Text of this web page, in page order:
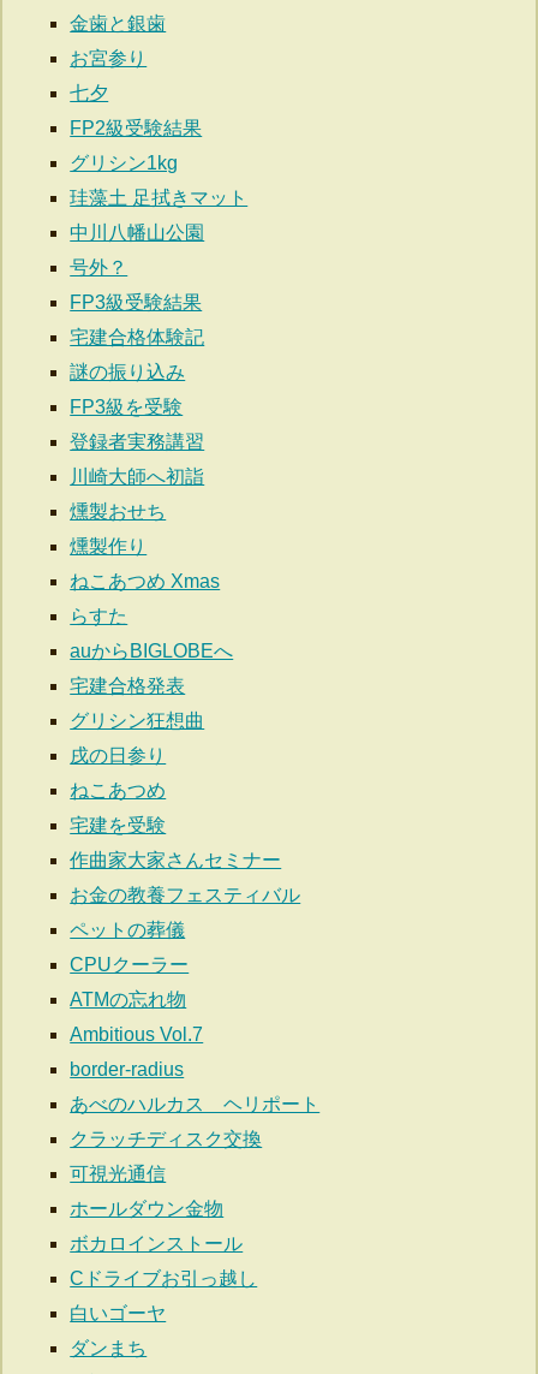
金歯と銀歯
お宮参り
七夕
FP2級受験結果
グリシン1kg
珪藻土 足拭きマット
中川八幡山公園
号外？
FP3級受験結果
宅建合格体験記
謎の振り込み
FP3級を受験
登録者実務講習
川崎大師へ初詣
燻製おせち
燻製作り
ねこあつめ Xmas
らすた
auからBIGLOBEへ
宅建合格発表
グリシン狂想曲
戌の日参り
ねこあつめ
宅建を受験
作曲家大家さんセミナー
お金の教養フェスティバル
ペットの葬儀
CPUクーラー
ATMの忘れ物
Ambitious Vol.7
border-radius
あべのハルカス ヘリポート
クラッチディスク交換
可視光通信
ホールダウン金物
ボカロインストール
Cドライブお引っ越し
白いゴーヤ
ダンまち